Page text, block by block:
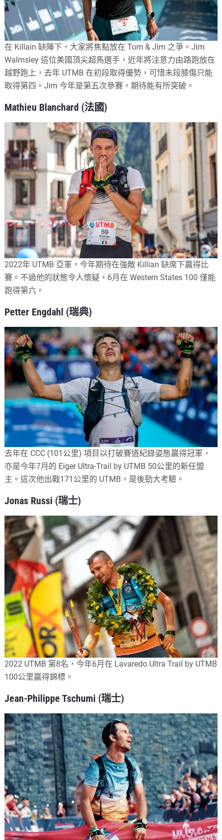
在 Killain 缺陣下，大家將焦點放在 Tom & Jim 之爭。Jim
Walmsley 這位美國頂尖超馬選手，近年將注意力由路跑放在
越野跑上，去年 UTMB 在初段取得優勢，可惜末段膝傷只能
取得第四。Jim 今年是第五次參賽，期待能有所突破。
Mathieu Blanchard (法國)
2022年 UTMB 亞軍，今年期待在強敵 Killian 缺席下贏得比
賽。不過他的狀態令人懷疑，6月在 Western States 100 僅能
跑得第六。
Petter Engdahl (瑞典)
去年在 CCC (101公里) 項目以打破賽道紀錄姿態贏得冠軍，
亦是今年7月的 Eiger Ultra-Trail by UTMB 50公里的新任盟
主。這次他出戰171公里的 UTMB，是後勁大考驗。
Jonas Russi (瑞士)
2022 UTMB 第8名，今年6月在 Lavaredo Ultra Trail by UTMB
100公里贏得錦標。
Jean-Philippe Tschumi (瑞士)